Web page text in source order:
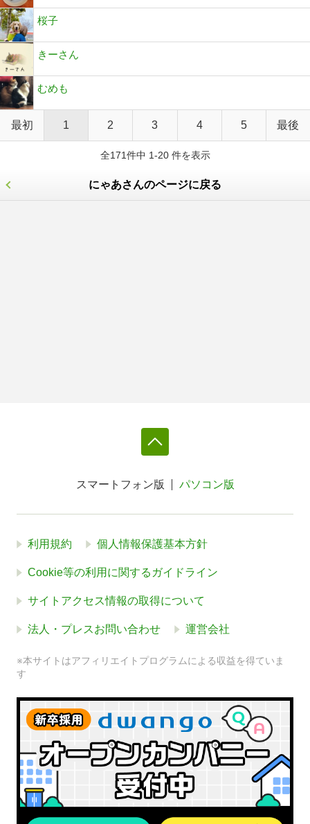
桜子
きーさん
むめも
最初 1 2 3 4 5 最後
全171件中 1-20 件を表示
にゃあさんのページに戻る
スマートフォン版 パソコン版
利用規約 個人情報保護基本方針
Cookie等の利用に関するガイドライン
サイトアクセス情報の取得について
法人・プレスお問い合わせ 運営会社
※本サイトはアフィリエイトプログラムによる収益を得ていま
す